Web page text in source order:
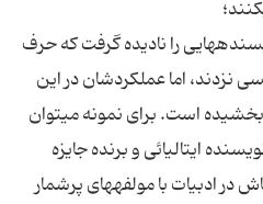
را نادیده گرفت كه حرف
نزدند، اما عملكردشان در این
است. براى نمونه مى‏توان
دلددا (1936-1871) نویسنده ایتالیائى و برنده جایزه
زنانه‏اش در ادبیات با مولفه‏هاى پرشمار